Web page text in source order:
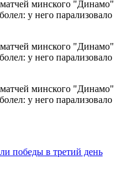
победы в третий день